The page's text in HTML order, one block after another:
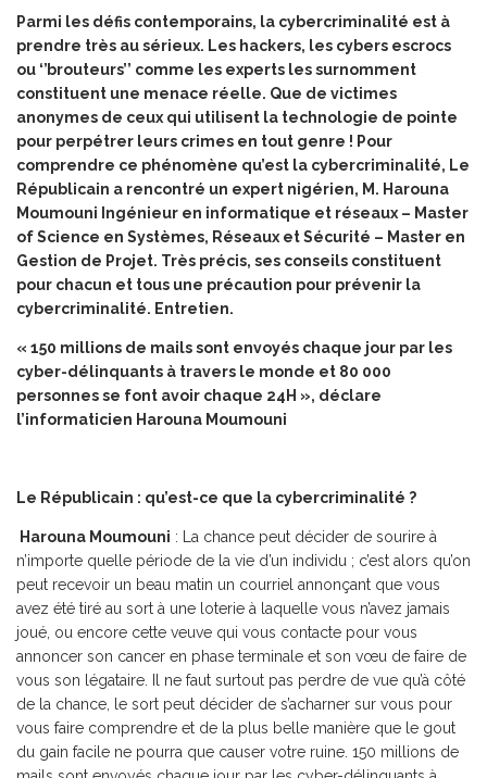
Parmi les défis contemporains, la cybercriminalité est à
prendre très au sérieux. Les hackers, les cybers escrocs
ou ‘’brouteurs’’ comme les experts les surnomment
constituent une menace réelle. Que de victimes
anonymes de ceux qui utilisent la technologie de pointe
pour perpétrer leurs crimes en tout genre ! Pour
comprendre ce phénomène qu’est la cybercriminalité, Le
Républicain a rencontré un expert nigérien, M. Harouna
Moumouni Ingénieur en informatique et réseaux – Master
of Science en Systèmes, Réseaux et Sécurité – Master en
Gestion de Projet. Très précis, ses conseils constituent
pour chacun et tous une précaution pour prévenir la
cybercriminalité. Entretien.
« 150 millions de mails sont envoyés chaque jour par les
cyber-délinquants à travers le monde et 80 000
personnes se font avoir chaque 24H », déclare
l’informaticien Harouna Moumouni
Le Républicain : qu’est-ce que la cybercriminalité ?
Harouna Moumouni : La chance peut décider de sourire à
n’importe quelle période de la vie d’un individu ; c’est alors qu’on
peut recevoir un beau matin un courriel annonçant que vous
avez été tiré au sort à une loterie à laquelle vous n’avez jamais
joué, ou encore cette veuve qui vous contacte pour vous
annoncer son cancer en phase terminale et son vœu de faire de
vous son légataire. Il ne faut surtout pas perdre de vue qu’à côté
de la chance, le sort peut décider de s’acharner sur vous pour
vous faire comprendre et de la plus belle manière que le gout
du gain facile ne pourra que causer votre ruine. 150 millions de